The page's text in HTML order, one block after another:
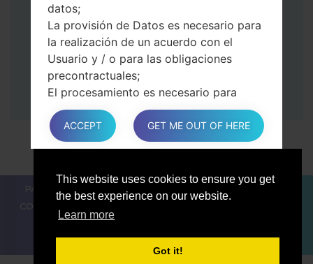
This website uses cookies to ensure you get
the best experience on our website.
Learn more
Got it!
de puerto COM aparecerá en la pantalla.
Especifique solo el tiempo de F.Reset y el
Reinicio Automático.
Finalmente, presione la tecla Comenzar.
Su teléfono ahora se reiniciará y se
desconectará de la PC
PARA LOS BLOGGERS
COMPARAR
CONTACTOS
datos;
La provisión de Datos es necesario para
la realización de un acuerdo con el
Usuario y / o para las obligaciones
precontractuales;
El procesamiento es necesario para
cumplir con una obligación legal a la que
está sujeto el Propietario;
El procesamiento se relaciona con una
el ejercicio del poder público conferido
al Propietario;
En cualquier caso, el Propietario estará
ACCEPT GET ME OUT OF HERE